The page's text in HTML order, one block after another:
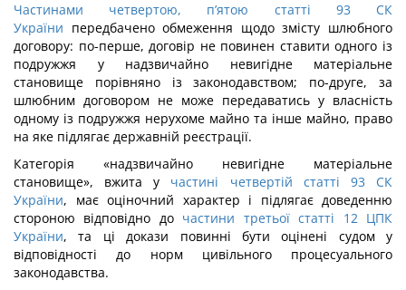
Частинами четвертою, п’ятою статті 93 СК
України передбачено обмеження щодо змісту шлюбного
договору: по-перше, договір не повинен ставити одного із
подружжя у надзвичайно невигідне матеріальне
становище порівняно із законодавством; по-друге, за
шлюбним договором не може передаватись у власність
одному із подружжя нерухоме майно та інше майно, право
на яке підлягає державній реєстрації.
Категорія «надзвичайно невигідне матеріальне
становище», вжита у частині четвертій статті 93 СК
України, має оціночний характер і підлягає доведенню
стороною відповідно до частини третьої статті 12 ЦПК
України, та ці докази повинні бути оцінені судом у
відповідності до норм цивільного процесуального
законодавства.